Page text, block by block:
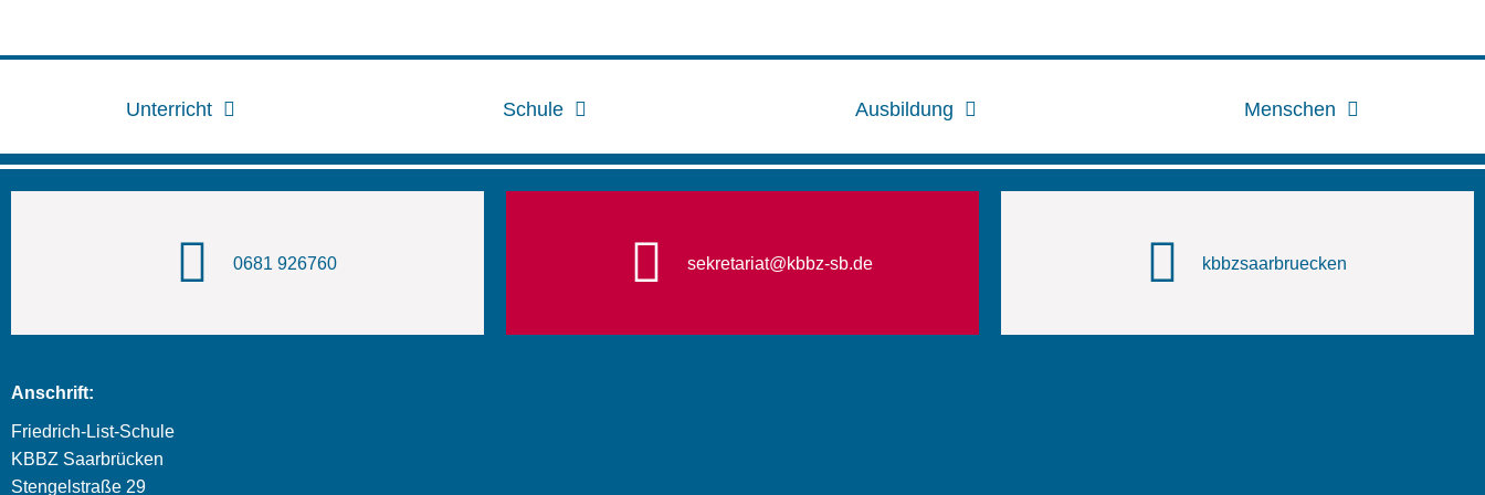
Unterricht Schule Ausbildung Menschen
0681 926760 sekretariat@kbbz-sb.de kbbzsaarbruecken
Anschrift:
Friedrich-List-Schule
KBBZ Saarbrücken
Stengelstraße 29